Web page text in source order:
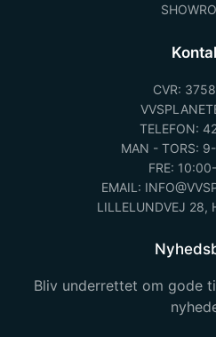
CVR:
TELEFON:
MAN - TORS:
FRE:
EMAIL:
LILLELUNDVEJ 28,
Bliv underrettet om gode